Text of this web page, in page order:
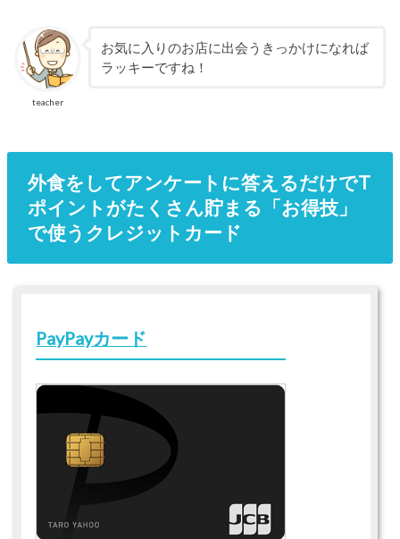
teacher
お気に入りのお店に出会うきっかけになれば
ラッキーですね！
外食をしてアンケートに答えるだけでT
ポイントがたくさん貯まる「お得技」
で使うクレジットカード
PayPayカード